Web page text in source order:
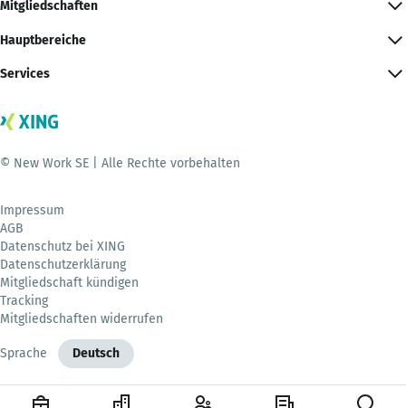
Mitgliedschaften
Hauptbereiche
Services
© New Work SE | Alle Rechte vorbehalten
Impressum
AGB
Datenschutz bei XING
Datenschutzerklärung
Mitgliedschaft kündigen
Tracking
Mitgliedschaften widerrufen
Sprache Deutsch